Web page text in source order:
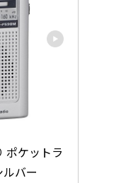
ポケットラ
バー